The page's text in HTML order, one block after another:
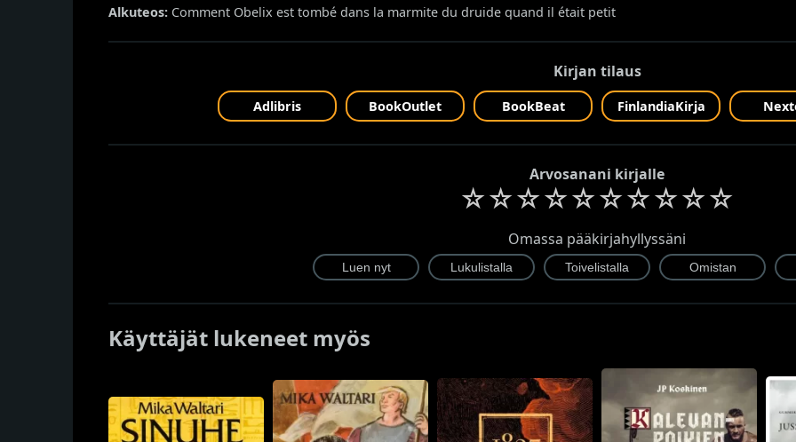
Alkuteos: Comment Obelix est tombé dans la marmite du druide quand il était petit
Kirjan tilaus
Adlibris BookOutlet BookBeat FinlandiaKirja
Arvosanani kirjalle
☆☆☆☆☆☆☆☆☆☆
Omassa pääkirjahyllyssäni
Käyttäjät lukeneet myös